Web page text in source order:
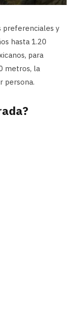
preferenciales y
hasta 1.20
para
metros, la
persona.